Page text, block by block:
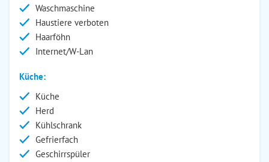
Waschmaschine
Haustiere verboten
Haarföhn
Internet/W-Lan
Küche:
Küche
Herd
Kühlschrank
Gefrierfach
Geschirrspüler